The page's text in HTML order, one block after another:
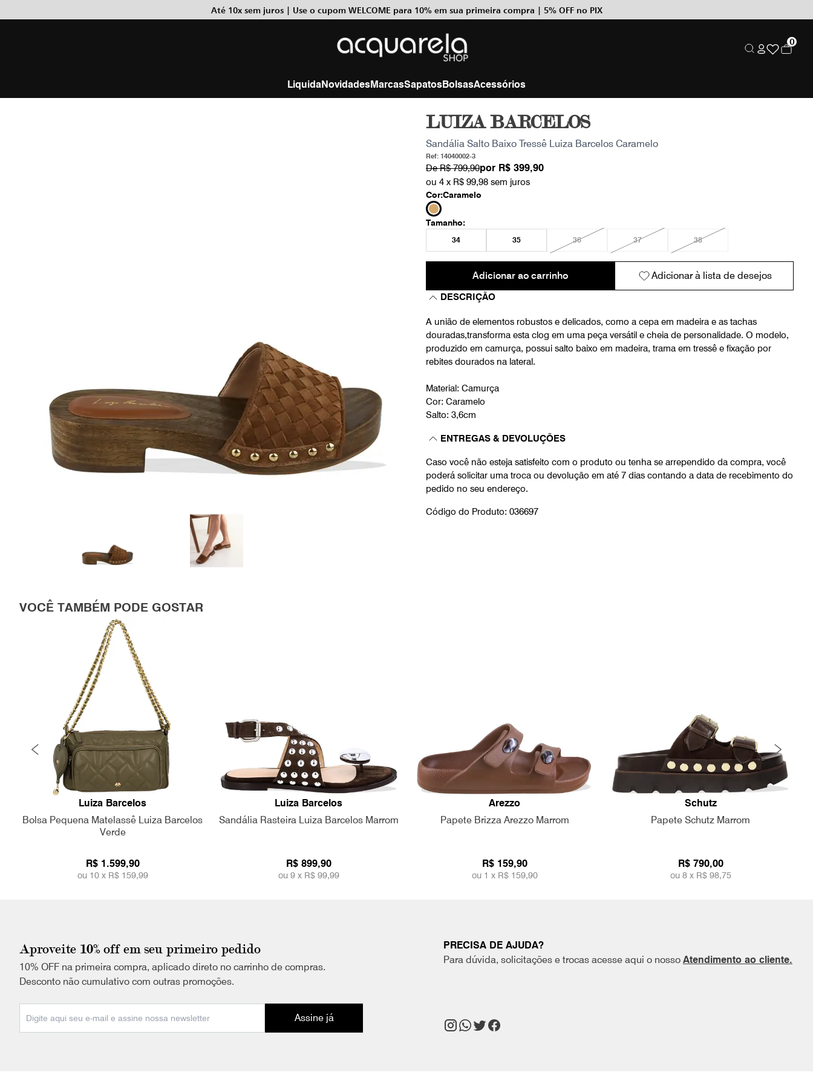
Até 10x sem juros | Use o cupom WELCOME para 10% em sua primeira compra | 5% OFF no PIX
0
LiquidaNovidadesMarcasSapatosBolsasAcessórios
LUIZA BARCELOS
Sandália Salto Baixo Tressê Luiza Barcelos Caramelo
Ref: 14040002-3
DeR$ 799,90por R$ 399,90
ou 4 x R$ 99,98 sem juros
Cor:Caramelo
Tamanho:
34 35 36 37 38
Adicionar ao carrinho Adicionar à lista de desejos
DESCRIÇÃO
A união de elementos robustos e delicados, como a cepa em madeira e as tachas
douradas,transforma esta clog em uma peça versátil e cheia de personalidade. O modelo,
produzido em camurça, possui salto baixo em madeira, trama em tressê e fixação por
rebites dourados na lateral.
Material: Camurça
Cor: Caramelo
Salto: 3,6cm
ENTREGAS & DEVOLUÇÕES
Caso você não esteja satisfeito com o produto ou tenha se arrependido da compra, você
poderá solicitar uma troca ou devolução em até 7 dias contando a data de recebimento do
pedido no seu endereço.
Código do Produto: 036697
VOCÊ TAMBÉM PODE GOSTAR
Luiza Barcelos
Bolsa Pequena Matelassê Luiza Barcelos
Verde
R$ 1.599,90
ou 10 x R$ 159,99
Luiza Barcelos
Sandália Rasteira Luiza Barcelos Marrom
R$ 899,90
ou 9 x R$ 99,99
Arezzo
Papete Brizza Arezzo Marrom
R$ 159,90
ou 1 x R$ 159,90
Schutz
Papete Schutz Marrom
R$ 790,00
ou 8 x R$ 98,75
Aproveite 10% off em seu primeiro pedido
10% OFF na primeira compra, aplicado direto no carrinho de compras.
Desconto não cumulativo com outras promoções.
Assine já
PRECISA DE AJUDA?
Para dúvida, solicitações e trocas acesse aqui o nosso Atendimento ao cliente.